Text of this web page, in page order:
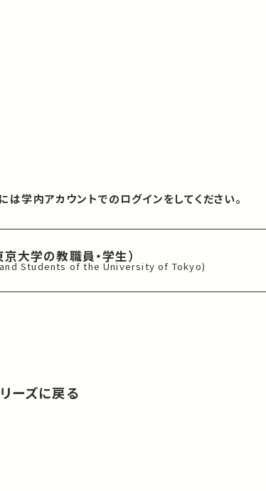
学内アカウントでのログインをしてください。
京大学の教職員・学生）
Students ofthe University of Tokyo)
ーズに戻る